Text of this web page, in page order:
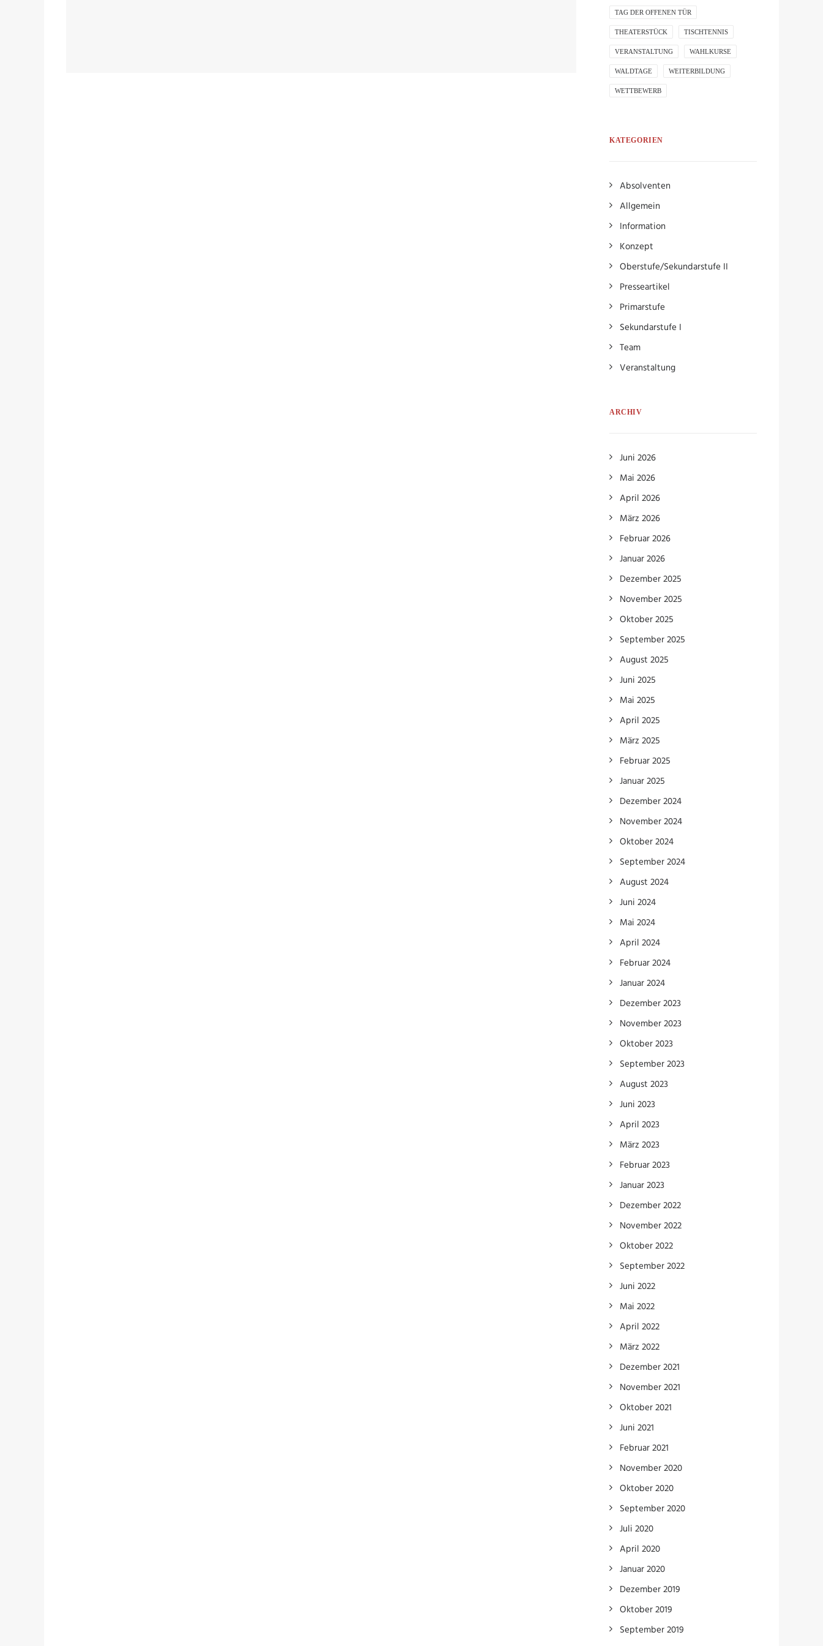
TAG DER OFFENEN TÜR
THEATERSTÜCK TISCHTENNIS
VERANSTALTUNG WAHLKURSE
WALDTAGE WEITERBILDUNG
WETTBEWERB
KATEGORIEN
Absolventen
Allgemein
Information
Konzept
Oberstufe/Sekundarstufe II
Presseartikel
Primarstufe
Sekundarstufe I
Team
Veranstaltung
ARCHIV
Juni 2026
Mai 2026
April 2026
März 2026
Februar 2026
Januar 2026
Dezember 2025
November 2025
Oktober 2025
September 2025
August 2025
Juni 2025
Mai 2025
April 2025
März 2025
Februar 2025
Januar 2025
Dezember 2024
November 2024
Oktober 2024
September 2024
August 2024
Juni 2024
Mai 2024
April 2024
Februar 2024
Januar 2024
Dezember 2023
November 2023
Oktober 2023
September 2023
August 2023
Juni 2023
April 2023
März 2023
Februar 2023
Januar 2023
Dezember 2022
November 2022
Oktober 2022
September 2022
Juni 2022
Mai 2022
April 2022
März 2022
Dezember 2021
November 2021
Oktober 2021
Juni 2021
Februar 2021
November 2020
Oktober 2020
September 2020
Juli 2020
April 2020
Januar 2020
Dezember 2019
Oktober 2019
September 2019